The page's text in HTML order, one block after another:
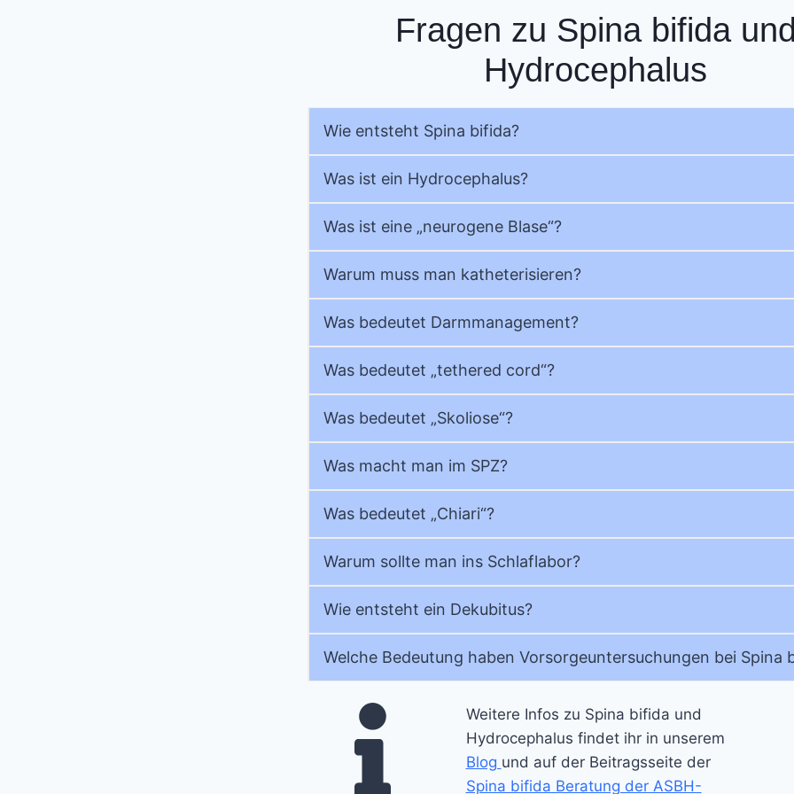
Fragen zu Spina bifida
Hydrocephalus
Wie entsteht Spina bifida?
Was ist ein Hydrocephalus?
Was ist eine „neurogene Blase“?
Warum muss man katheterisieren?
Was bedeutet Darmmanagement?
Was bedeutet „tethered cord“?
Was bedeutet „Skoliose“?
Was macht man im SPZ?
Was bedeutet „Chiari“?
Warum sollte man ins Schlaflabor?
Wie entsteht ein Dekubitus?
Welche Bedeutung haben Vorsorgeuntersuchungen bei Spina
Weitere Infos zu Spina bifida und
Hydrocephalus findet ihr in unserem
Blog und auf der Beitragsseite der
Spina bifida Beratung der ASBH-